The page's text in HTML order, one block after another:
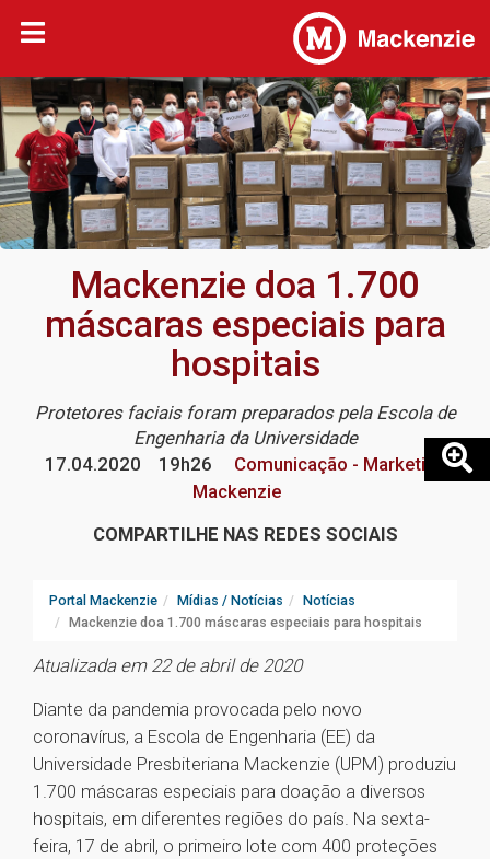
Mackenzie doa 1.700
máscaras especiais para
hospitais
Protetores faciais foram preparados pela Escola de
Engenharia da Universidade
17.04.2020
19h26
Comunicação - Marketing
Mackenzie
COMPARTILHE NAS REDES SOCIAIS
Portal Mackenzie Mídias / Notícias
Notícias
Mackenzie doa 1.700 máscaras especiais para hospitais
Atualizada em 22 de abril de 2020
Diante da pandemia provocada pelo novo
coronavírus, a Escola de Engenharia (EE) da
Universidade Presbiteriana Mackenzie (UPM) produziu
1.700 máscaras especiais para doação a diversos
hospitais, em diferentes regiões do país. Na sexta-
feira, 17 de abril, o primeiro lote com 400 proteções